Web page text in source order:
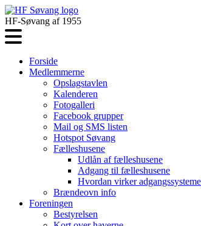
HF-Søvang af 1955
Forside
Medlemmerne
Opslagstavlen
Kalenderen
Fotogalleri
Facebook grupper
Mail og SMS listen
Hotspot Søvang
Fælleshusene
Udlån af fælleshusene
Adgang til fælleshusene
Hvordan virker
Brændeovn info
Foreningen
Bestyrelsen